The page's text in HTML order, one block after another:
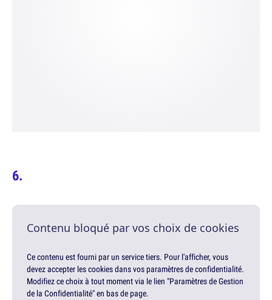
Contenu bloqué par vos choix de cookies
Ce contenu est fourni par un service tiers. Pour l'afficher, vous
devez accepter les cookies dans vos paramètres de confidentialité.
Modifiez ce choix à tout moment via le lien "Paramètres de Gestion
de la Confidentialité" en bas de page.